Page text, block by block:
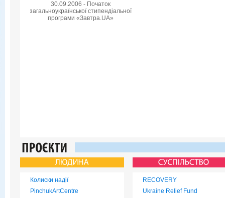
30.09.2006 - Початок
загальноукраїнської стипендіальної
програми «Завтра.UA»
Колиски надії
PinchukArtCentre
RECOVERY
Ukraine Relief Fund